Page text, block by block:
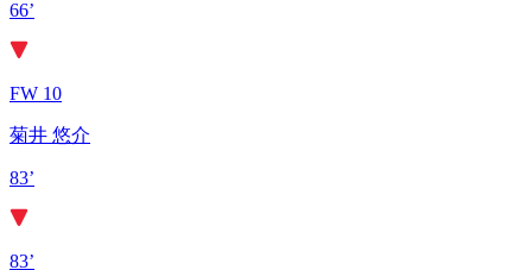
66’
FW 10
菊井 悠介
83’
83’